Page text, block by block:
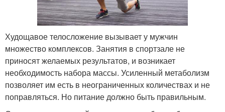
Худощавое телосложение вызывает у мужчин
множество комплексов. Занятия в спортзале не
приносят желаемых результатов, и возникает
необходимость набора массы. Усиленный метаболизм
позволяет им есть в неограниченных количествах и не
поправляться. Но питание должно быть правильным.